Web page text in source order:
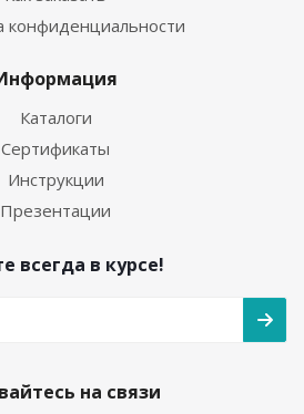
конфиденциальности
Каталоги
Сертификаты
Инструкции
Презентации
всегда в курсе!
на связи